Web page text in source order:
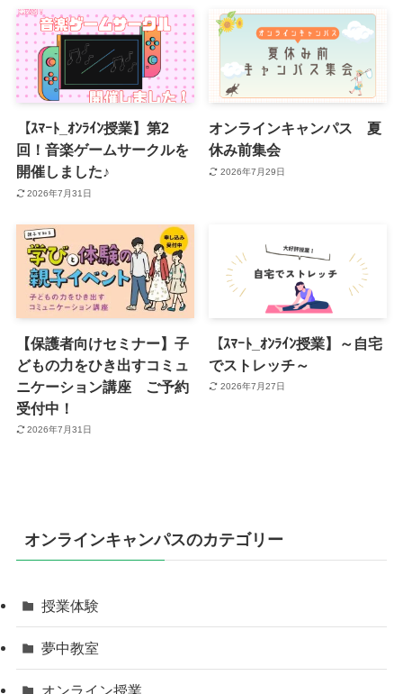
【ｽﾏｰﾄ_ｵﾝﾗｲﾝ授業】第2
回！音楽ゲームサークルを
開催しました♪
2026年7月31日
オンラインキャンパス 夏
休み前集会
2026年7月29日
【保護者向けセミナー】子
どもの力をひき出すコミュ
ニケーション講座 ご予約
受付中！
2026年7月31日
【ｽﾏｰﾄ_ｵﾝﾗｲﾝ授業】～自宅
でストレッチ～
2026年7月27日
オンラインキャンパスのカテゴリー
授業体験
夢中教室
オンライン授業